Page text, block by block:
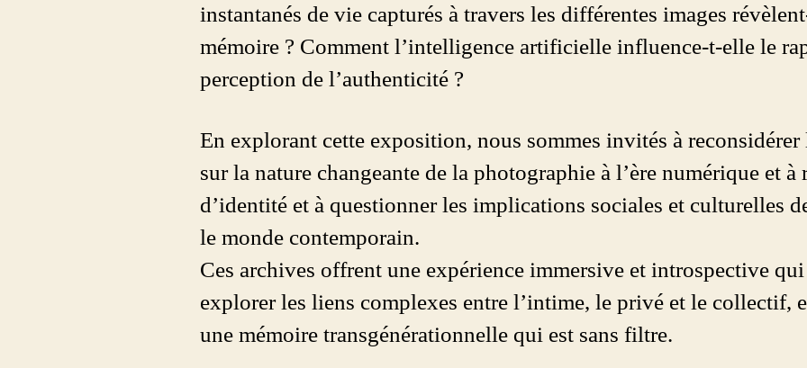
instantanés de vie capturés à travers les différentes images
mémoire ? Comment l’intelligence artificielle influence-t-elle le
perception de l’authenticité ?
En explorant cette exposition, nous sommes invités à
sur la nature changeante de la photographie à l’ère numérique et
d’identité et à questionner les implications sociales et culturelles
le monde contemporain.
Ces archives offrent une expérience immersive et introspective
explorer les liens complexes entre l’intime, le privé et le collectif,
une mémoire transgénérationnelle qui est sans filtre.